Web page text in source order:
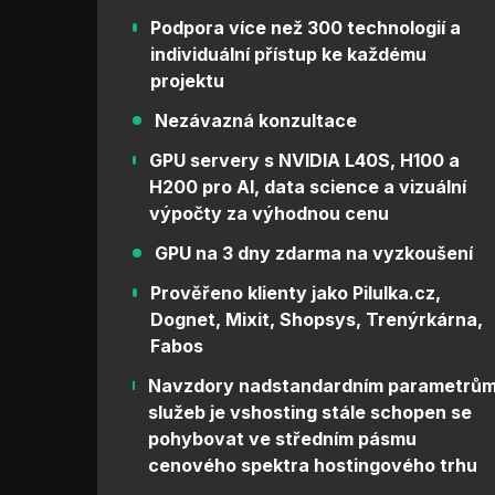
Podpora více než 300 technologií a
individuální přístup ke každému
projektu
Nezávazná konzultace
GPU servery s NVIDIA L40S, H100 a
H200 pro AI, data science a vizuální
výpočty za výhodnou cenu
GPU na 3 dny zdarma na vyzkoušení
Prověřeno klienty jako Pilulka.cz,
Dognet, Mixit, Shopsys, Trenýrkárna,
Fabos
Navzdory nadstandardním
služeb je vshosting stále schopen se
pohybovat ve středním pásmu
cenového spektra hostingového trhu